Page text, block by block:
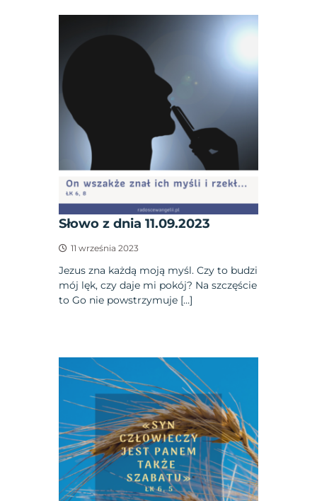
Słowo z dnia 11.09.2023
11 września 2023
Jezus zna każdą moją myśl. Czy to budzi
mój lęk, czy daje mi pokój? Na szczęście
to Go nie powstrzymuje […]